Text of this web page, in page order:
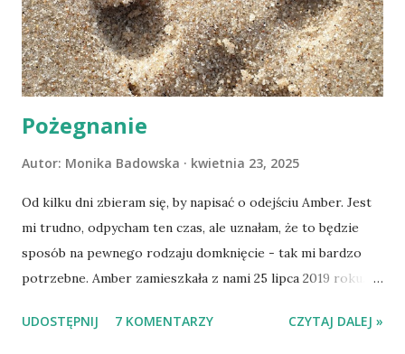
Pożegnanie
Autor: Monika Badowska kwietnia 23, 2025
Od kilku dni zbieram się, by napisać o odejściu Amber. Jest
mi trudno, odpycham ten czas, ale uznałam, że to będzie
sposób na pewnego rodzaju domknięcie - tak mi bardzo
potrzebne. Amber zamieszkała z nami 25 lipca 2019 roku.
Mazowieckim, pojechaliśmy na wizytę zapoznawczą, a kilka
UDOSTĘPNIJ 7 KOMENTARZY CZYTAJ DALEJ »